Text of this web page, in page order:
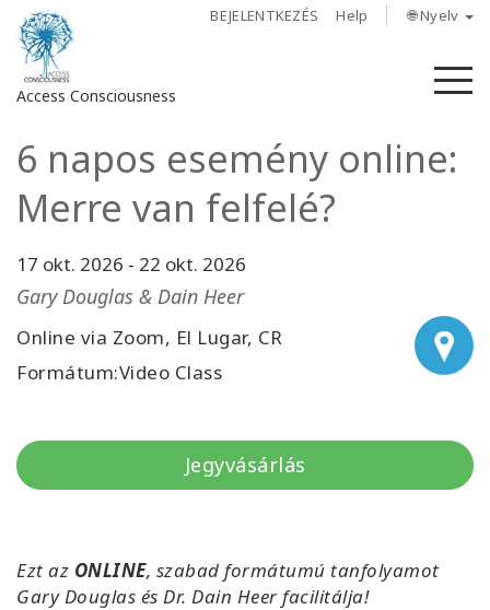
BEJELENTKEZÉS Help 🌐 Nyelv
Access Consciousness
Bejelentkezés
fiókba
Rólunk
Bars
Shop
6 napos esemény online:
Merre van felfelé?
17 okt. 2026 - 22 okt. 2026
Gary Douglas & Dain Heer
Online via Zoom, El Lugar, CR
Formátum:Video Class
Jegyvásárlás
Ezt az ONLINE, szabad formátumú tanfolyamot
Gary Douglas és Dr. Dain Heer facilitálja!